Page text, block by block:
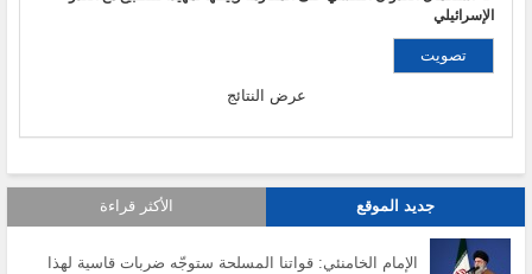
الإسرائيلي
عرض النتائج
جديد الموقع الأكثر قراءة
الإمام الخامنئي: قواتنا المسلحة ستوجّه ضربات قاسية لهذا